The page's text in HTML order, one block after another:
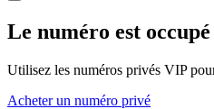
Le numéro est
Utilisez les numéros privés VIP
Acheter un numéro privé